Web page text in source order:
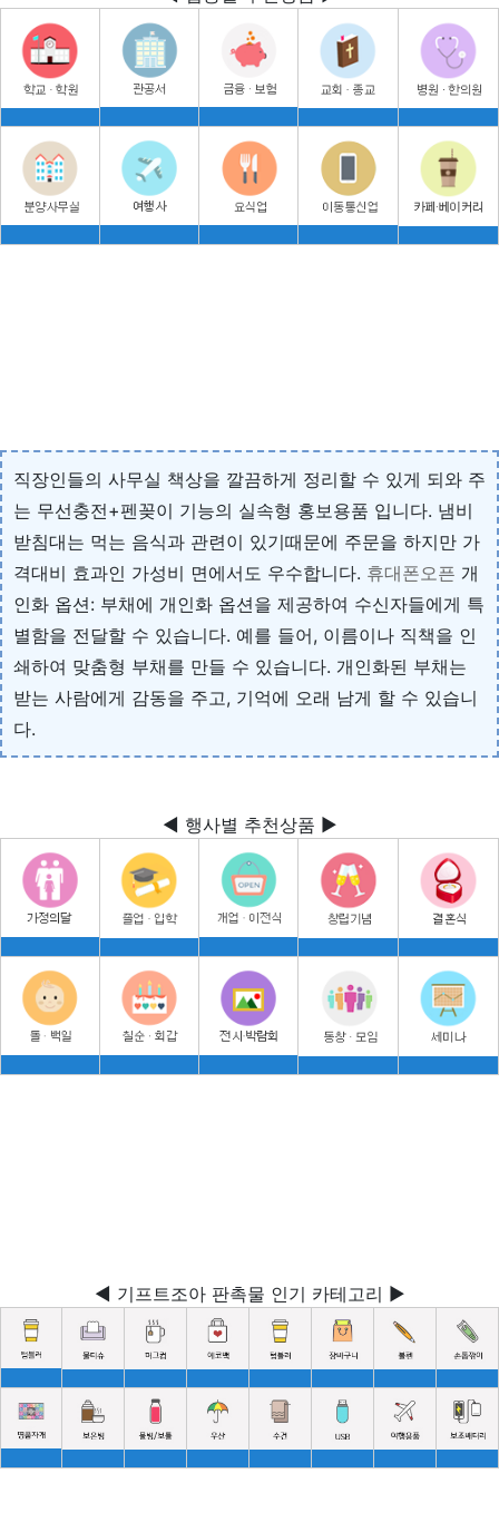
직장인들의 사무실 책상을 깔끔하게 정리할 수 있게 되와 주
는 무선충전+펜꽂이 기능의 실속형 홍보용품 입니다. 냄비
받침대는 먹는 음식과 관련이 있기때문에 주문을 하지만 가
격대비 효과인 가성비 면에서도 우수합니다. 휴대폰오픈 개
인화 옵션: 부채에 개인화 옵션을 제공하여 수신자들에게 특
별함을 전달할 수 있습니다. 예를 들어, 이름이나 직책을 인
쇄하여 맞춤형 부채를 만들 수 있습니다. 개인화된 부채는
받는 사람에게 감동을 주고, 기억에 오래 남게 할 수 있습니
다.
◀ 행사별 추천상품 ▶
◀ 기프트조아 판촉물 인기 카테고리 ▶